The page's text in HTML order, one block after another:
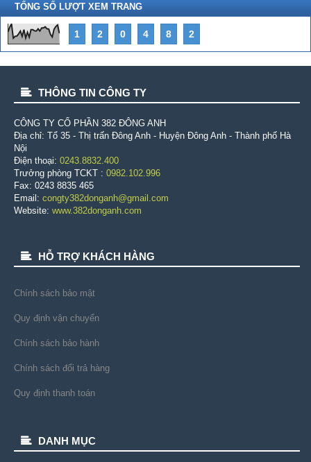
TỔNG SỐ LƯỢT XEM TRANG
1 2 0 4 8 2
THÔNG TIN CÔNG TY
CÔNG TY CỔ PHẦN 382 ÐÔNG ANH
Địa chỉ: Tổ 35 - Thị trấn Đông Anh - Huyện Đông Anh - Thành phố Hà
Nội
Điện thoại: 0243.8832.400
Trưởng phòng TCKT : 0982.102.996
Fax: 0243 8835 465
Email: congty382donganh@gmail.com
Website: www.382donganh.com
HỖ TRỢ KHÁCH HÀNG
Chính sách bảo mật
Quy định vận chuyển
Chính sách bảo hành
Chính sách đổi trả hàng
Quy định thanh toán
DANH MỤC